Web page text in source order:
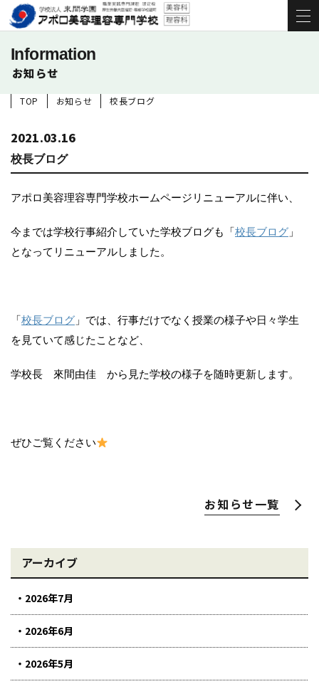
Information
お知らせ
TOP お知らせ 校長ブログ
2021.03.16
校長ブログ
アポロ美容理容専門学校ホームページリニューアルに伴い、
今までは学校行事紹介していた学校ブログも「校長ブログ 」
となってリニューアルしました。
「校長ブログ 」では、行事だけでなく授業の様子や日々学生
を見ていて感じたことなど、
学校長 來間由佳 から見た学校の様子を随時更新します。
ぜひご覧ください
お知らせ一覧
アーカイブ
2026年7月
2026年6月
2026年5月